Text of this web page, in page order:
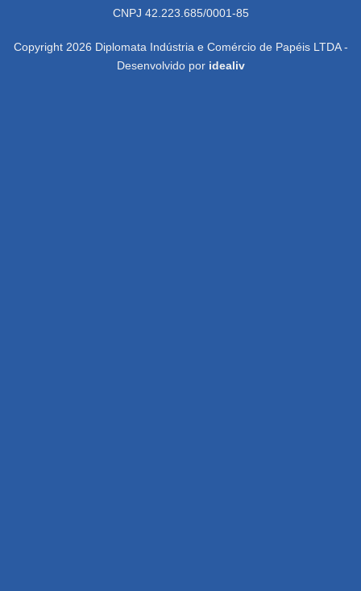
CNPJ 42.223.685/0001-85
Copyright 2026 Diplomata Indústria e Comércio de Papéis LTDA -
Desenvolvido por idealiv